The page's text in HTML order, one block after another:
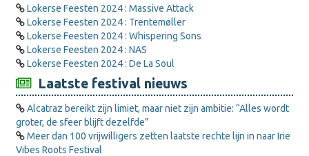
Lokerse Feesten 2024 : Massive Attack
Lokerse Feesten 2024 : Trentemøller
Lokerse Feesten 2024 : Whispering Sons
Lokerse Feesten 2024 : NAS
Lokerse Feesten 2024 : De La Soul
Laatste festival nieuws
Alcatraz bereikt zijn limiet, maar niet zijn ambitie: “Alles wordt
groter, de sfeer blijft dezelfde”
Meer dan 100 vrijwilligers zetten laatste rechte lijn in naar Irie
Vibes Roots Festival